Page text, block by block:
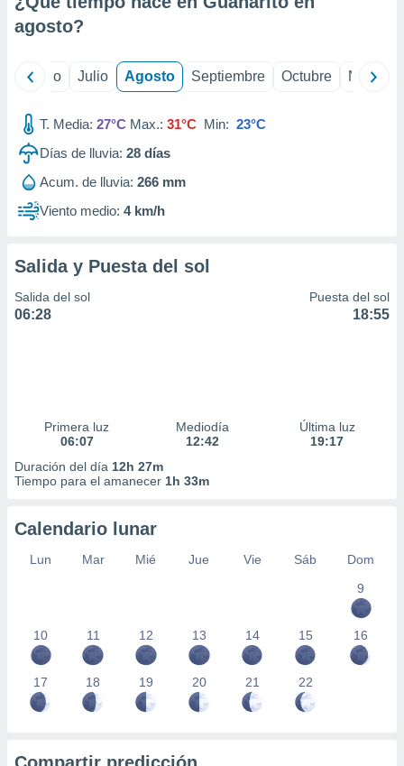
e
publicidad
publicidad
de
agosto?
Junio Julio Agosto Septiembre Octubre
T. Media: 27°C Max.: 31°C Min: 23°C
Días de lluvia: 28 días
Acum. de lluvia: 266 mm
Viento medio: 4 km/h
Salida y Puesta del sol
Salida del sol
06:28
Puesta del sol
18:55
Primera luz
06:07
Mediodía
12:42
Última luz
19:17
Duración del día 12h 27m
Tiempo para el amanecer 1h 33m
Calendario lunar
Lun Mar Mié Jue Vie Sáb
Dom
9
10 11 12 13 14 15 16
17 18 19 20 21 22